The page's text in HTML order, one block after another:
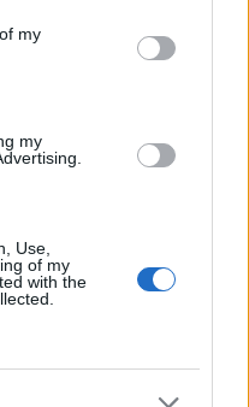
my
my
Use,
of my
with the
, sarebbe opportuno.
collegati a tutte le batterie e